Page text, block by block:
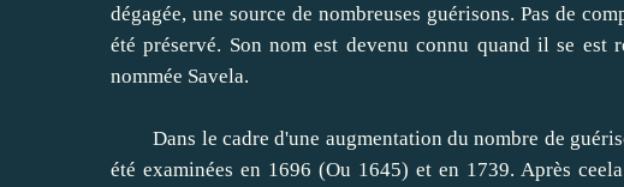
dégagée, une source de nombreuses guérisons. Pas de
été préservé. Son nom est devenu connu quand il se
nommée Savela.
Dans le cadre d'une augmentation du nombre de
été examinées en 1696 (Ou 1645) et en 1739. Après